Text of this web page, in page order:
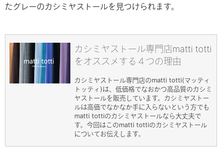
たグレーのカシミヤストールを見つけられます。
カシミヤストール専門店matti totti
をオススメする４つの理由
カシミヤストール専門店のmatti totti(マッティ
トッティ)は、低価格でなおかつ高品質のカシミ
ヤストールを販売しています。カシミヤストー
ルは高価でなかなか手に入らないという方でも
matti tottiのカシミヤストールなら大丈夫で
す。今回はこのmatti tottiのカシミヤストール
についてお伝えします。